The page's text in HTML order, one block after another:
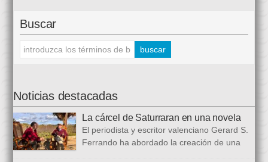
Buscar
Noticias destacadas
La cárcel de Saturraran en una novela
El periodista y escritor valenciano Gerard S.
Ferrando ha abordado la creación de una